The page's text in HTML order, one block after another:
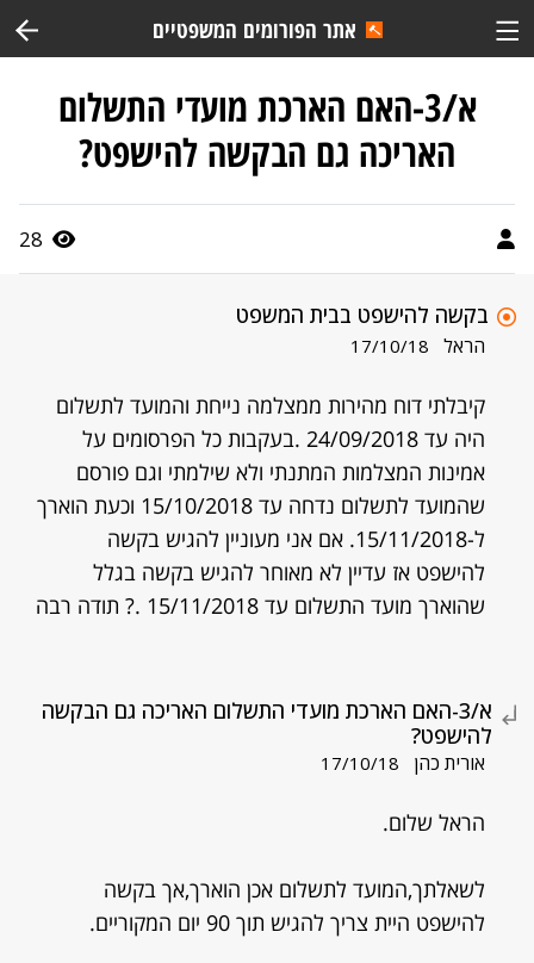
אתר הפורומים המשפטיים
א/3-האם הארכת מועדי התשלום
האריכה גם הבקשה להישפט?
28
בקשה להישפט בבית המשפט
הראל 17/10/18
קיבלתי דוח מהירות ממצלמה נייחת והמועד לתשלום
היה עד 24/09/2018 .בעקבות כל הפרסומים על
אמינות המצלמות המתנתי ולא שילמתי וגם פורסם
שהמועד לתשלום נדחה עד 15/10/2018 וכעת הוארך
ל-15/11/2018. אם אני מעוניין להגיש בקשה
להישפט אז עדיין לא מאוחר להגיש בקשה בגלל
שהוארך מועד התשלום עד 15/11/2018 .? תודה רבה
א/3-האם הארכת מועדי התשלום האריכה גם הבקשה
להישפט?
אורית כהן 17/10/18
הראל שלום.
לשאלתך,המועד לתשלום אכן הוארך,אך בקשה
להישפט היית צריך להגיש תוך 90 יום המקוריים.